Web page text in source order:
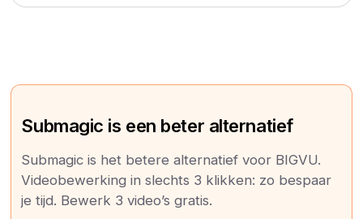
Submagic is een beter alternatief
Submagic is het betere alternatief voor BIGVU.
Videobewerking in slechts 3 klikken: zo bespaar
je tijd. Bewerk 3 video’s gratis.